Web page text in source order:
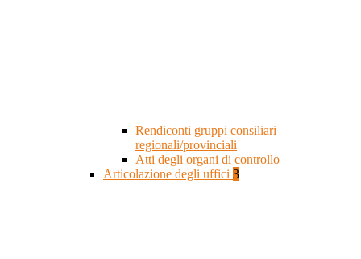
Rendiconti gruppi consiliari
regionali/provinciali
Atti degli organi di controllo
Articolazione degli uffici 3